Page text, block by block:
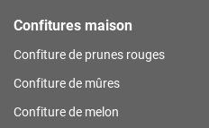
Confitures maison
Confiture de prunes rouges
Confiture de mûres
Confiture de melon